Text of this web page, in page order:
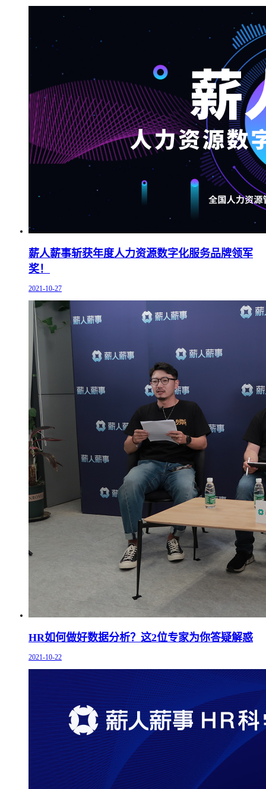
薪人薪事斩获年度人力资源数字化服务品牌领军
奖！
2021-10-27
HR如何做好数据分析？这2位专家为你答疑解惑
2021-10-22